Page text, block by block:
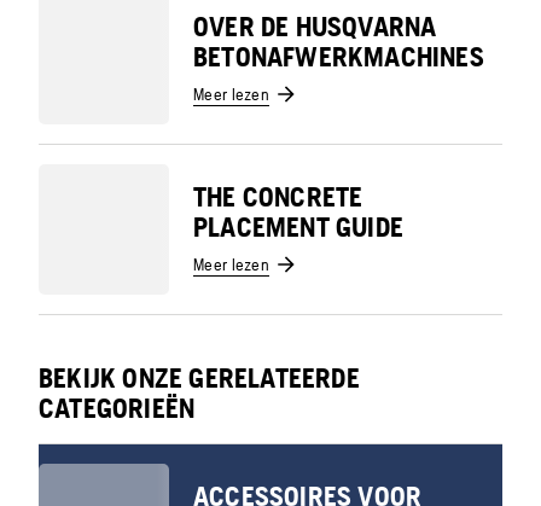
OVER DE HUSQVARNA
BETONAFWERKMACHINES
Meer lezen
THE CONCRETE
PLACEMENT GUIDE
Meer lezen
BEKIJK ONZE GERELATEERDE
CATEGORIEËN
ACCESSOIRES VOOR